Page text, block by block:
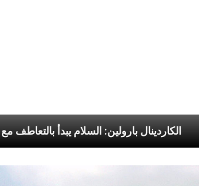
الكاردينال بارولين: السلام الرسوليّة